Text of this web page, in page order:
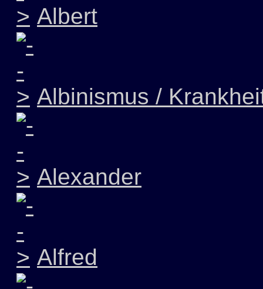
Albert
Albinismus /
Alexander
Alfred